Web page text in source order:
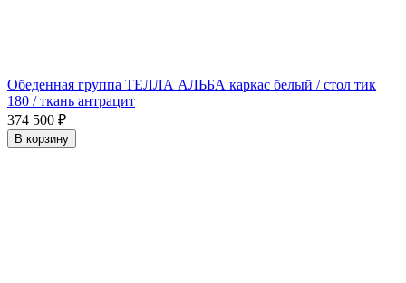
Обеденная группа ТЕЛЛА АЛЬБА каркас белый / стол тик
180 / ткань антрацит
374 500 ₽
В корзину